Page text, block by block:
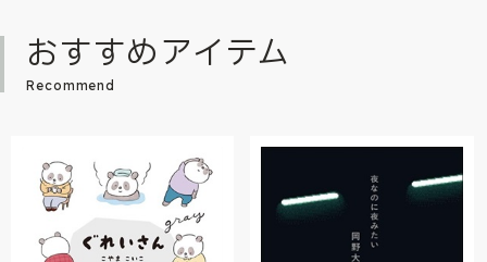
おすすめアイテム
Recommend